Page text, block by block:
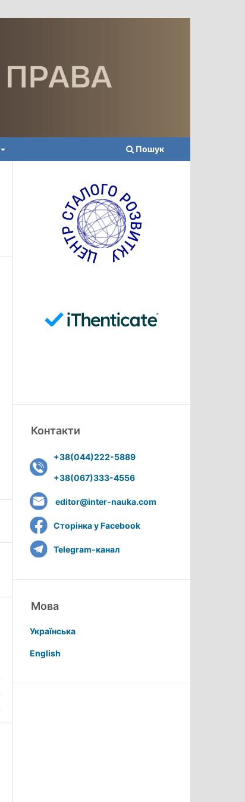
Пошук
Контакти
+38(044)222-5889
+38(067)333-4556
editor@inter-nauka.com
Сторінка у Facebook
Telegram-канал
Мова
Українська
English